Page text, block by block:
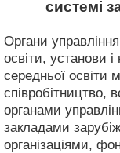
системі
Органи
освіти, установи
середньої освіти
співробітництво,
органами
закладами
організаціями,